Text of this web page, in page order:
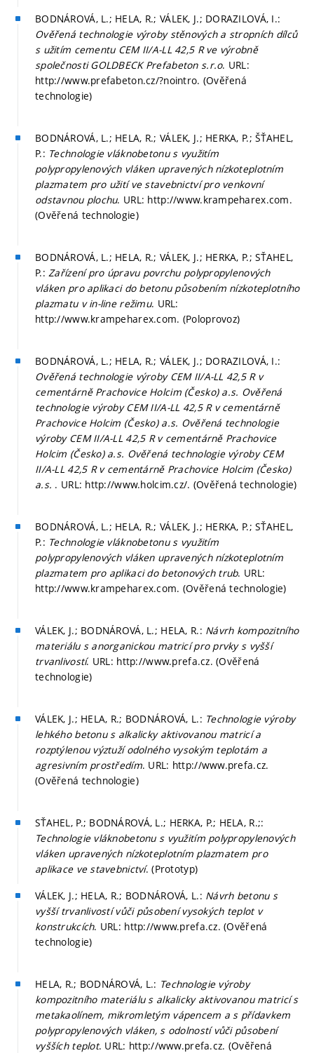
BODNÁROVÁ, L.; HELA, R.; VÁLEK, J.; DORAZILOVÁ, I.:
Ověřená technologie výroby stěnových a stropních dílců
s užitím cementu CEM II/A-LL 42,5 R ve výrobně
společnosti GOLDBECK Prefabeton s.r.o. URL:
http://www.prefabeton.cz/?nointro. (Ověřená
technologie)
BODNÁROVÁ, L.; HELA, R.; VÁLEK, J.; HERKA, P.; ŠŤAHEL,
P.: Technologie vláknobetonu s využitím
polypropylenových vláken upravených nízkoteplotním
plazmatem pro užití ve stavebnictví pro venkovní
odstavnou plochu. URL: http://www.krampeharex.com.
(Ověřená technologie)
BODNÁROVÁ, L.; HELA, R.; VÁLEK, J.; HERKA, P.; SŤAHEL,
P.:Zařízení pro úpravu povrchu polypropylenových
vláken pro aplikaci do betonu působením nízkoteplotního
plazmatu v in-line režimu. URL:
http://www.krampeharex.com. (Poloprovoz)
BODNÁROVÁ, L.; HELA, R.; VÁLEK, J.; DORAZILOVÁ, I.:
Ověřená technologie výroby CEM II/A-LL 42,5 R v
cementárně Prachovice Holcim (Česko) a.s. Ověřená
technologie výroby CEM II/A-LL 42,5 R v cementárně
Prachovice Holcim (Česko) a.s. Ověřená technologie
výroby CEM II/A-LL 42,5 R v cementárně Prachovice
Holcim (Česko) a.s. Ověřená technologie výroby CEM
II/A-LL 42,5 R v cementárně Prachovice Holcim (Česko)
a.s. . URL: http://www.holcim.cz/. (Ověřená technologie)
BODNÁROVÁ, L.; HELA, R.; VÁLEK, J.; HERKA, P.; SŤAHEL,
P.: Technologie vláknobetonu s využitím
polypropylenových vláken upravených nízkoteplotním
plazmatem pro aplikaci do betonových trub. URL:
http://www.krampeharex.com. (Ověřená technologie)
VÁLEK, J.; BODNÁROVÁ, L.; HELA, R.: Návrh kompozitního
materiálu s anorganickou matricí pro prvky s vyšší
trvanlivostí. URL: http://www.prefa.cz. (Ověřená
technologie)
VÁLEK, J.; HELA, R.; BODNÁROVÁ, L.: Technologie výroby
lehkého betonu s alkalicky aktivovanou matricí a
rozptýlenou výztuží odolného vysokým teplotám a
agresivním prostředím. URL: http://www.prefa.cz.
(Ověřená technologie)
SŤAHEL, P.; BODNÁROVÁ, L.; HERKA, P.; HELA, R.;:
Technologie vláknobetonu s využitím polypropylenových
vláken upravených nízkoteplotním plazmatem pro
aplikace ve stavebnictví. (Prototyp)
VÁLEK, J.; HELA, R.; BODNÁROVÁ, L.: Návrh betonu s
vyšší trvanlivostí vůči působení vysokých teplot v
konstrukcích. URL: http://www.prefa.cz. (Ověřená
technologie)
HELA, R.; BODNÁROVÁ, L.: Technologie výroby
kompozitního materiálu s alkalicky aktivovanou matricí s
metakaolínem, mikromletým vápencem a s přídavkem
polypropylenových vláken, s odolností vůči působení
vyšších teplot. URL: http://www.prefa.cz. (Ověřená